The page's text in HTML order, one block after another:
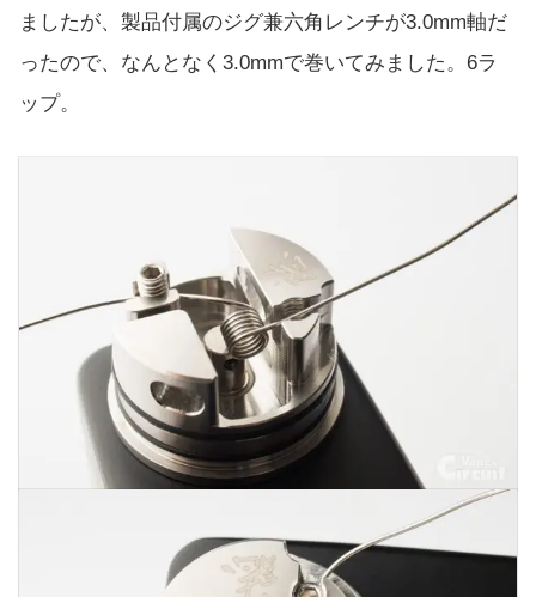
ましたが、製品付属のジグ兼六角レンチが3.0mm軸だ
ったので、なんとなく3.0mmで巻いてみました。6ラ
ップ。